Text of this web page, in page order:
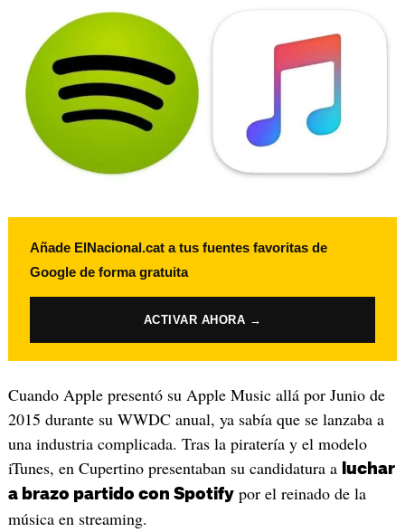
Añade ElNacional.cat a tus fuentes favoritas de
Google de forma gratuita
ACTIVAR AHORA →
Cuando Apple presentó su Apple Music allá por Junio de
2015 durante su WWDC anual, ya sabía que se lanzaba a
una industria complicada. Tras la piratería y el modelo
iTunes, en Cupertino presentaban su candidatura a luchar
a brazo partido con Spotifypor el reinado de la
música en streaming.